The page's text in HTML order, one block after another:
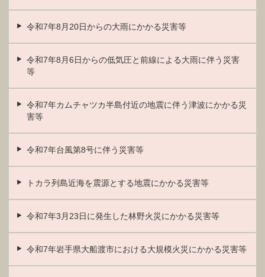
令和7年8月20日からの大雨にかかる災害等
令和7年8月6日からの低気圧と前線による大雨に伴う災害
等
令和7年カムチャツカ半島付近の地震に伴う津波にかかる災
害等
令和7年台風第8号に伴う災害等
トカラ列島近海を震源とする地震にかかる災害等
令和7年3月23日に発生した林野火災にかかる災害等
令和7年岩手県大船渡市における大規模火災にかかる災害等